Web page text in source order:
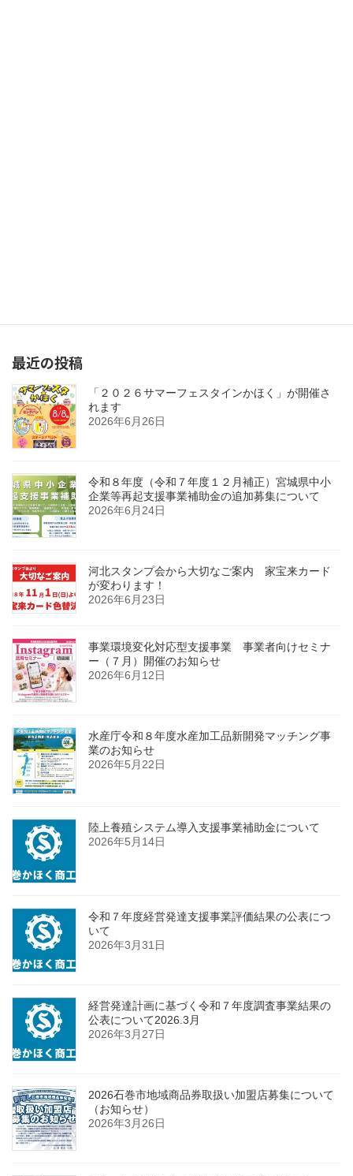
最近の投稿
「２０２６サマーフェスタインかほく」が開催さ
れます
2026年6月26日
令和８年度（令和７年度１２月補正）宮城県中小
企業等再起支援事業補助金の追加募集について
2026年6月24日
河北スタンプ会から大切なご案内 家宝来カード
が変わります！
2026年6月23日
事業環境変化対応型支援事業 事業者向けセミナ
ー（７月）開催のお知らせ
2026年6月12日
水産庁令和８年度水産加工品新開発マッチング事
業のお知らせ
2026年5月22日
陸上養殖システム導入支援事業補助金について
2026年5月14日
令和７年度経営発達支援事業評価結果の公表につ
いて
2026年3月31日
経営発達計画に基づく令和７年度調査事業結果の
公表について2026.3月
2026年3月27日
2026石巻市地域商品券取扱い加盟店募集について
（お知らせ）
2026年3月26日